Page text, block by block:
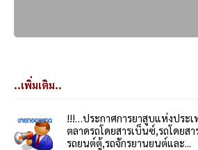
..เพิ่มเติม..
!!!…ประกาศการยาสูบแห่งประ
ตลาดรถโดยสารเบ็นซ์,รถโดยส
รถยนต์ตู้,รถจักรยานยนต์และ...